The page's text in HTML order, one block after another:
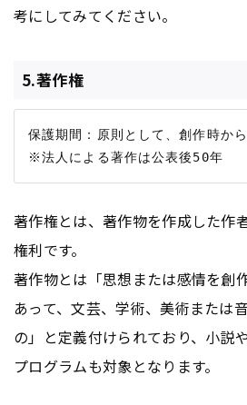
考にしてみてください。
5.著作権
保護期間：原則として、創作時か
著作権とは、著作物を作成した作
権利です。
著作物とは「思想または感情を創
あって、文芸、学術、美術または
の」と定義付けられており、小説
プログラムも対象となります。